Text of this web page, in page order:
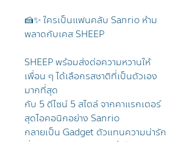
🍰✨ ใครเป็นแฟนคลับ Sanrio ห้าม
พลาดกับเคส SHEEP
SHEEP พร้อมส่งต่อความหวานให้
เพื่อน ๆ ได้เลือกรสชาติที่เป็นตัวเอง
มากที่สุด
กับ 5 ดีไซน์ 5 สไตล์ จากคาแรกเตอร์
สุดไอคอนิกอย่าง Sanrio
กลายเป็น Gadget ตัวแทนความน่ารัก